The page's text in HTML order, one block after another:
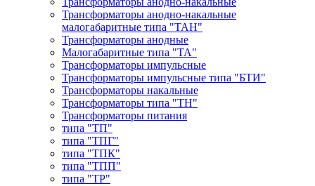
Трансформаторы анодно-накальные
малогабаритные типа "ТАН"
Трансформаторы анодные
Малогабаритные типа "ТА"
Трансформаторы импульсные
Трансформаторы импульсные типа "БТИ"
Трансформаторы накальные
Трансформаторы типа "ТН"
Трансформаторы питания
типа "ТП"
типа "ТПГ"
типа "ТПК"
типа "ТПП"
типа "ТР"